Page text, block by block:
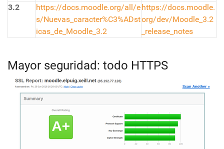
3.2
https://docs.moodle.org/all/e
s/Nuevas_caracter%C3%ADst
icas_de_Moodle_3.2
https://docs.moodle.
org/dev/Moodle_3.2
_release_notes
Mayor seguridad: todo HTTPS